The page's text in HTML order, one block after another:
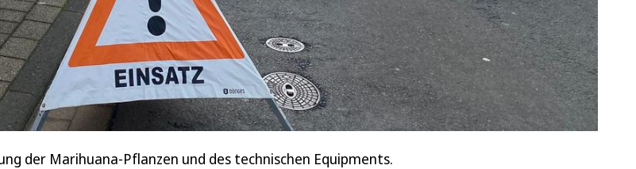
der Marihuana-Pflanzen und des technischen Equipments.